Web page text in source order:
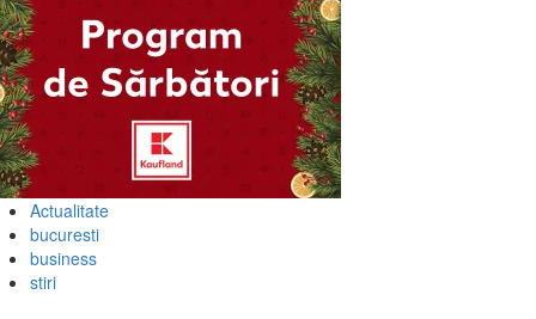
Actualitate
bucuresti
business
stiri